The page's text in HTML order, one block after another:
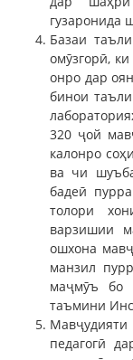
гузаронида
Базаи
омӯзгорӣ,
онро дар
бинои
320 ҷой
калонро
ва чи
бадеӣ
толори
варзишии
ошхона
манзил
маҷмӯъ бо
таъмини
педагогӣ